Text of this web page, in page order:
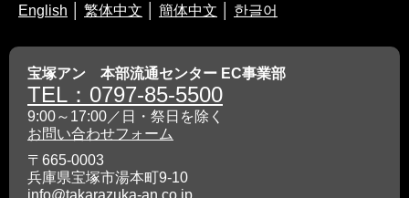
English 繁体中文 簡体中文 한글어
宝塚アン 本部流通センター EC事業部
TEL：0797-85-5500
9:00～17:00／日・祭日を除く
お問い合わせフォーム
〒665-0003
兵庫県宝塚市湯本町9-10
info@takarazuka-an.co.jp